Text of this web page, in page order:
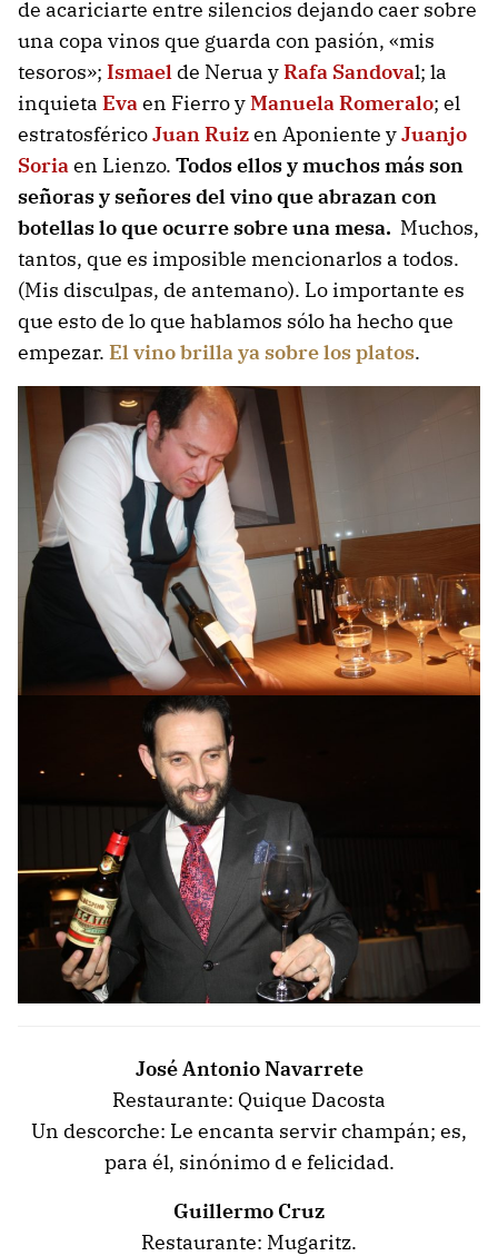
de acariciarte entre silencios dejando caer sobre
una copa vinos que guarda con pasión, «mis
tesoros»; Ismael de Nerua yRafa Sandoval; la
inquieta Evaen Fierro yManuela Romeralo; el
estratosféricoJuan Ruizen Aponiente yJuanjo
Soriaen Lienzo. Todos ellos y muchos más son
señoras y señores del vino que abrazan con
botellas lo que ocurre sobre una mesa. Muchos,
tantos, que es imposible mencionarlos a todos.
(Mis disculpas, de antemano). Lo importante es
que esto de lo que hablamos sólo ha hecho que
empezar. El vino brilla ya sobre los platos.
José Antonio Navarrete
Restaurante: Quique Dacosta
Un descorche: Le encanta servir champán; es,
para él, sinónimo d e felicidad.
Guillermo Cruz
Restaurante: Mugaritz.